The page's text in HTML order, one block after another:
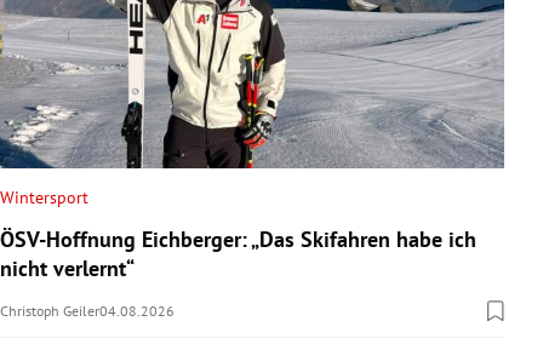
Wintersport
ÖSV-Hoffnung Eichberger: „Das Skifahren habe ich
nicht verlernt“
Christoph Geiler04.08.2026